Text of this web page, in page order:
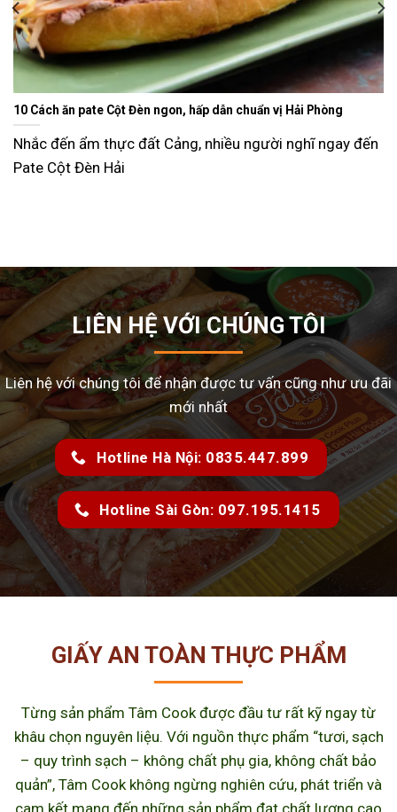
Ăn gì ngày Tết sao cho đỡ ngán và lạ miệng? Gợi ý 15 món
Tết Nguyên Đán là dịp sum vầy, nhưng cũng là thời
LIÊN HỆ VỚI CHÚNG TÔI
Liên hệ với chúng tôi để nhận được tư vấn cũng như ưu đãi
mới nhất
Hotline Hà Nội: 0835.447.899
Hotline Sài Gòn: 097.195.1415
GIẤY AN TOÀN THỰC PHẨM
Từng sản phẩm Tâm Cook được đầu tư rất kỹ ngay từ
khâu chọn nguyên liệu. Với nguồn thực phẩm “tươi, sạch
– quy trình sạch – không chất phụ gia, không chất bảo
quản”, Tâm Cook không ngừng nghiên cứu, phát triển và